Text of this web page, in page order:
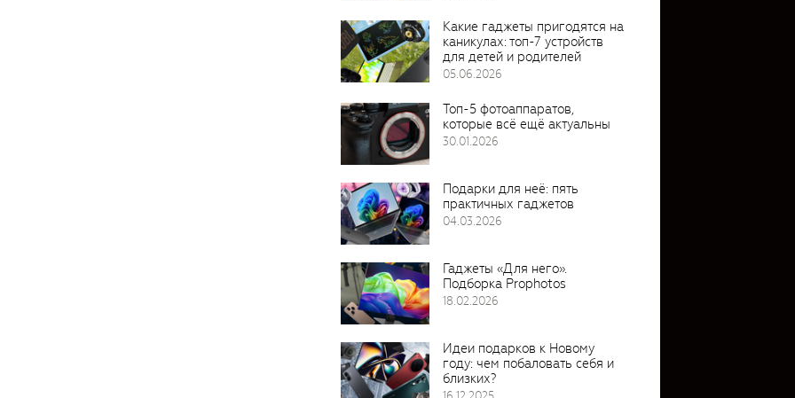
Какие гаджеты пригодятся на
каникулах: топ-7 устройств
для детей и родителей
05.06.2026
Топ-5 фотоаппаратов,
которые всё ещё актуальны
30.01.2026
Подарки для неё: пять
практичных гаджетов
04.03.2026
Гаджеты «Для него».
Подборка Prophotos
18.02.2026
Идеи подарков к Новому
году: чем побаловать себя и
близких?